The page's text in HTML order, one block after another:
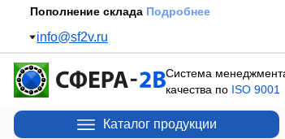
Пополнение склада Подробнее
info@sf2v.ru
Система
качества по ISO 9001
Каталог продукции